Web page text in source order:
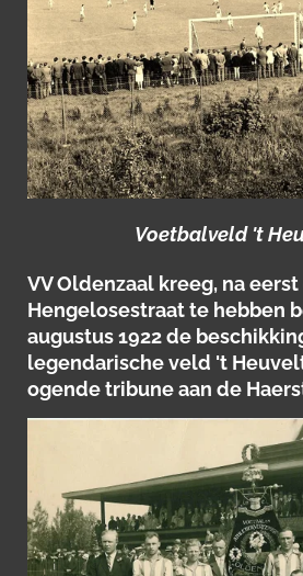
Voetbalveld 't
VV Oldenzaal kreeg, na
Hengelosestraat te hebben
augustus 1922 de
legendarische veld 't
ogende tribune aan de